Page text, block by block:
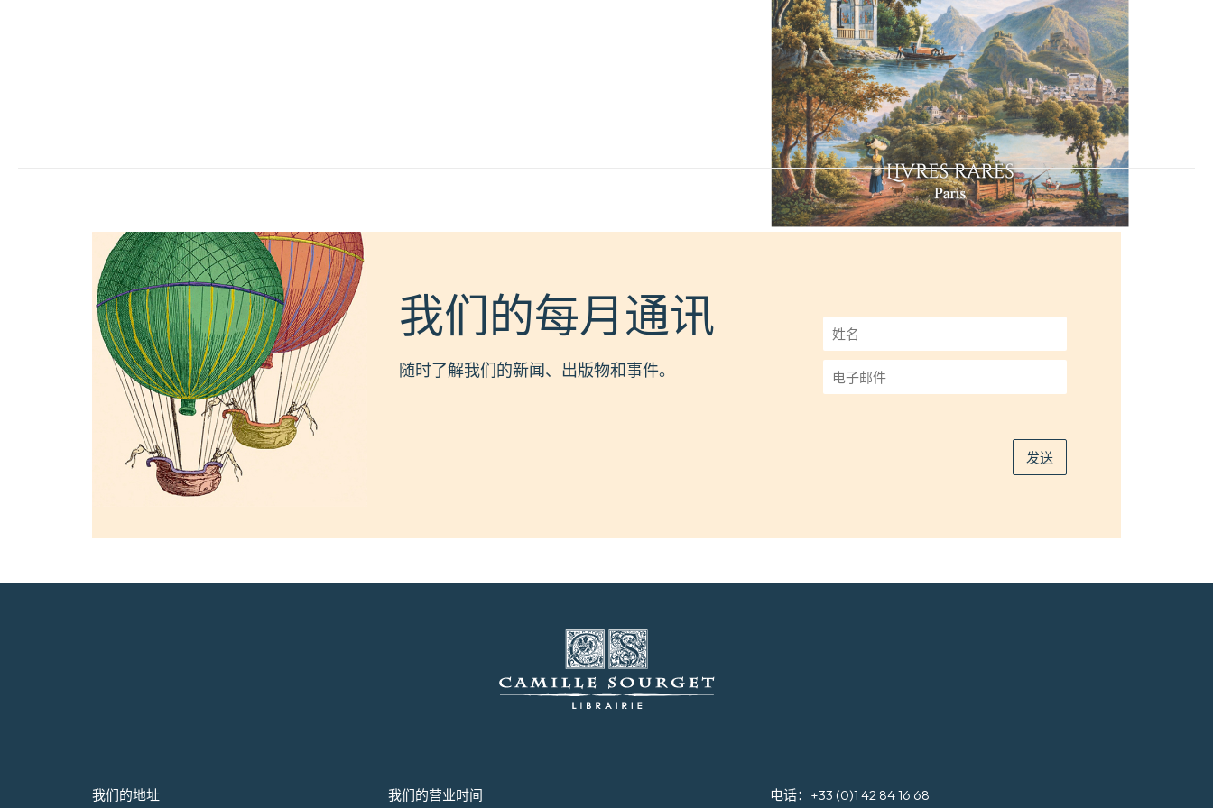
我们的每月通讯
随时了解我们的新闻、出版物和事件。
姓
名
*
子
发送
我们的地址 我们的营业时间 电话：+33 (0)1 42 84 16 68